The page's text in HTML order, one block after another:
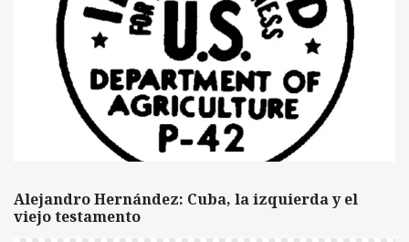
Alejandro Hernández: Cuba, la izquierda y el
viejo testamento